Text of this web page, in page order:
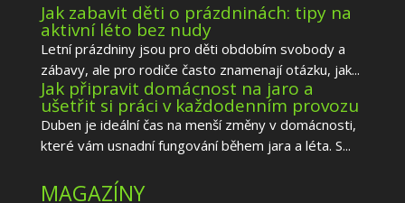
Jak zabavit děti o prázdninách: tipy na
aktivní léto bez nudy
Letní prázdniny jsou pro děti obdobím svobody a
zábavy, ale pro rodiče často znamenají otázku, jak...
Jak připravit domácnost na jaro a
ušetřit si práci v každodenním provozu
Duben je ideální čas na menší změny v domácnosti,
které vám usnadní fungování během jara a léta. S...
MAGAZÍNY